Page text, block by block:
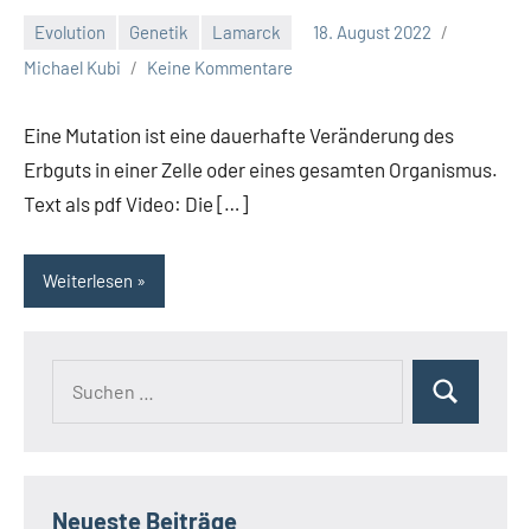
Evolution Genetik Lamarck
18. August 2022
Michael Kubi
Keine Kommentare
Eine Mutation ist eine dauerhafte Veränderung des
Erbguts in einer Zelle oder eines gesamten Organismus.
Text als pdf Video: Die […]
Weiterlesen
Suchen
Neueste Beiträge